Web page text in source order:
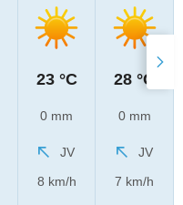
23 °C
0 mm
JV
8 km/h
28 °C
0 mm
JV
7 km/h